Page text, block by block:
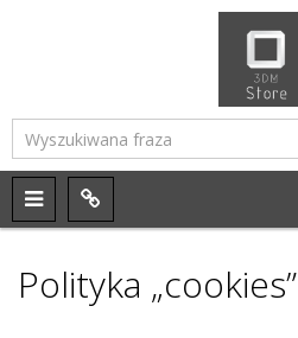
M
e
u
P
a
e
l
Polityka „cookies”